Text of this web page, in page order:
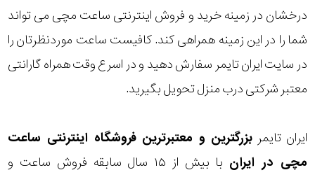
درخشان در زمینه خرید و فروش اینترنتی ساعت مچی می تواند
شما را در این زمینه همراهی کند. کافیست ساعت موردنظرتان را
در سایت ایران تایمر سفارش دهید و در اسرع وقت همراه گارانتی
معتبر شرکتی درب منزل تحویل بگیرید.
ایران تایمر بزرگترین و معتبرترین فروشگاه اینترنتی ساعت
مچی در ایران
با بیش از ۱۵ سال سابقه فروش ساعت و